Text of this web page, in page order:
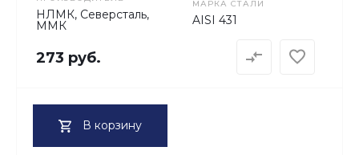
НЛМК, Северсталь,
ММК
МАРКА СТАЛИ
AISI 431
273 руб.
В корзину